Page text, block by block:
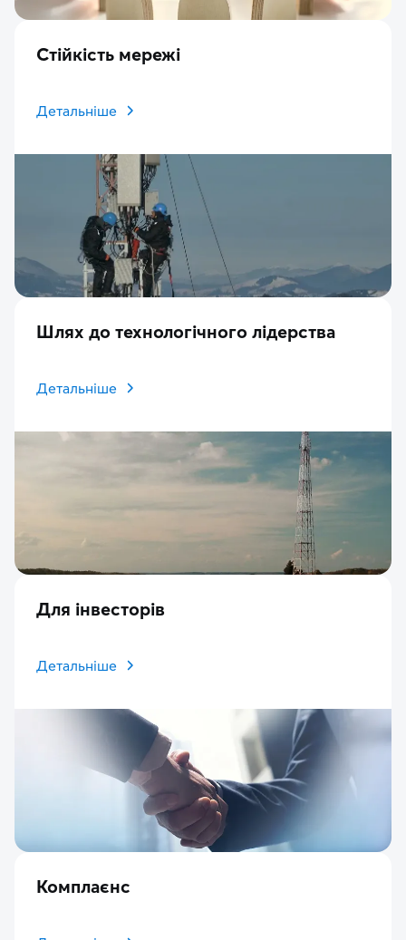
Стійкість мережі
Детальніше
Шлях до технологічного лідерства
Детальніше
Для інвесторів
Детальніше
Комплаєнс